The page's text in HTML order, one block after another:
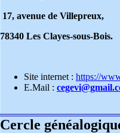
17, avenue de Villepreux,
78340 Les Clayes-sous-Bois.
Site internet : https://
E.Mail :
Cercle